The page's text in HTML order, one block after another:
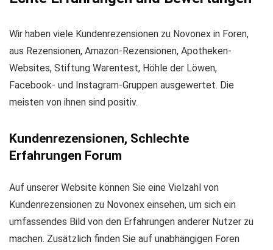
Wir haben viele Kundenrezensionen zu Novonex in Foren,
aus Rezensionen, Amazon-Rezensionen, Apotheken-
Websites, Stiftung Warentest, Höhle der Löwen,
Facebook- und Instagram-Gruppen ausgewertet. Die
meisten von ihnen sind positiv.
Kundenrezensionen, Schlechte
Erfahrungen Forum
Auf unserer Website können Sie eine Vielzahl von
Kundenrezensionen zu Novonex einsehen, um sich ein
umfassendes Bild von den Erfahrungen anderer Nutzer zu
machen. Zusätzlich finden Sie auf unabhängigen Foren